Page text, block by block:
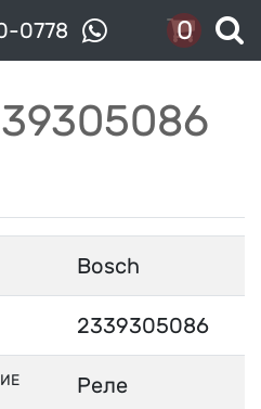
0778 0
Bosch
2339305086
Реле